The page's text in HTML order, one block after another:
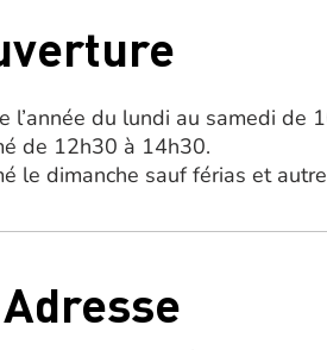
l’année du lundi au samedi de
de 12h30 à 14h30.
le dimanche sauf férias et
Adresse